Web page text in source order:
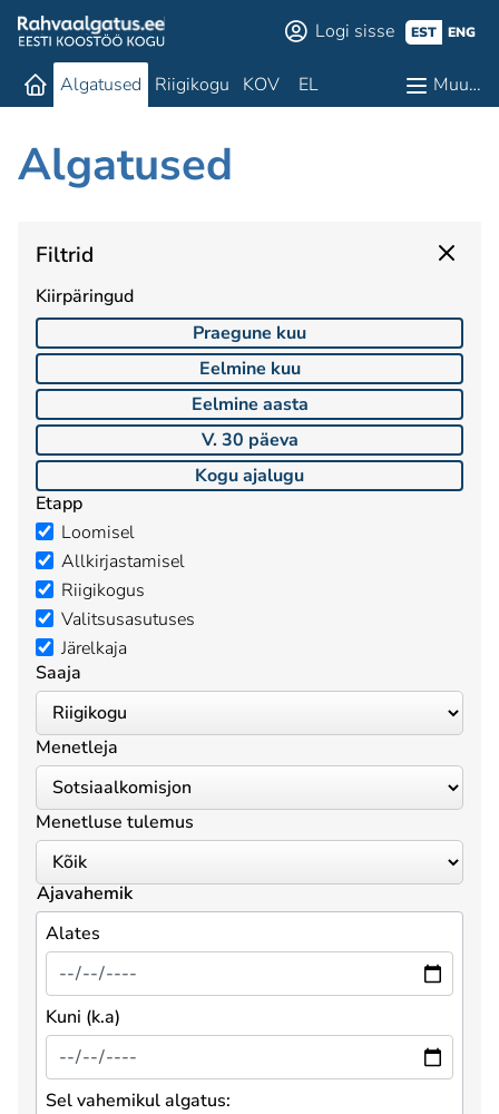
Logi sisse EST ENG
Algatused Riigikogu KOV EL Muu…
Algatused
Filtrid
Kiirpäringud
Praegune kuu
Eelmine kuu
Eelmine aasta
V. 30 päeva
Kogu ajalugu
Etapp
Loomisel
Allkirjastamisel
Riigikogus
Valitsusasutuses
Järelkaja
Saaja
Menetleja
Menetluse tulemus
Ajavahemik
Alates
Kuni (k.a)
Sel vahemikul algatus: